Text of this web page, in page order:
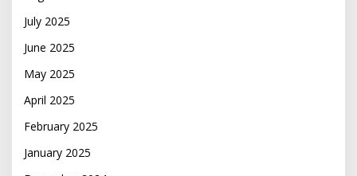
July 2025
June 2025
May 2025
April 2025
February 2025
January 2025